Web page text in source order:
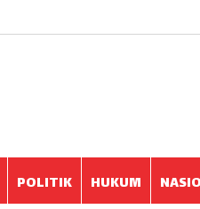
POLITIK HUKUM